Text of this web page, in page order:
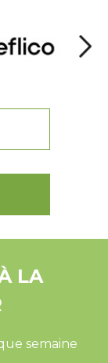
LA
semaine